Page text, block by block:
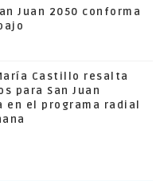
Juan 2050 conforma
Castillo resalta
para San Juan
el programa radial